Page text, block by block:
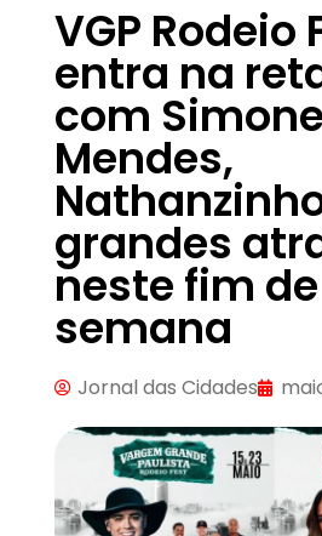
VGP Rodeio
entra na
com Simone
Mendes,
grandes
neste fim de
semana
Jornal das Cidades